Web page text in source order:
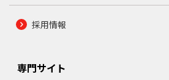
採用情報
専門サイト